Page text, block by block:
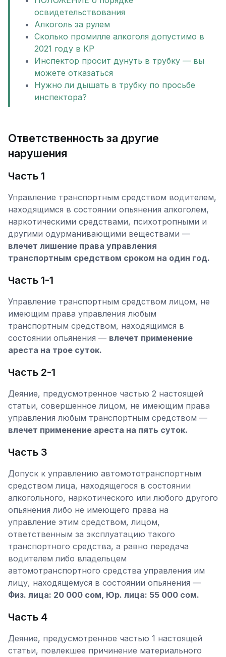
освидетельствования
Алкоголь за рулем
Сколько промилле алкоголя допустимо в
2021 году в КР
Инспектор просит дунуть в трубку — вы
можете отказаться
Нужно ли дышать в трубку по просьбе
инспектора?
Ответственность за другие
нарушения
Часть 1
Управление транспортным средством водителем,
находящимся в состоянии опьянения алкоголем,
наркотическими средствами, психотропными и
другими одурманивающими веществами —
влечет лишение права управления
транспортным средством сроком на один год.
Часть 1-1
Управление транспортным средством лицом, не
имеющим права управления любым
транспортным средством, находящимся в
состоянии опьянения — влечет применение
ареста на трое суток.
Часть 2-1
Деяние, предусмотренное частью 2 настоящей
статьи, совершенное лицом, не имеющим права
управления любым транспортным средством —
влечет применение ареста на пять суток.
Часть 3
Допуск к управлению автомототранспортным
средством лица, находящегося в состоянии
алкогольного, наркотического или любого другого
опьянения либо не имеющего права на
управление этим средством, лицом,
ответственным за эксплуатацию такого
транспортного средства, а равно передача
водителем либо владельцем
автомотранспортного средства управления им
лицу, находящемуся в состоянии опьянения —
Физ. лица: 20 000 сом, Юр. лица: 55 000 сом.
Часть 4
Деяние, предусмотренное частью 1 настоящей
статьи, повлекшее причинение материального